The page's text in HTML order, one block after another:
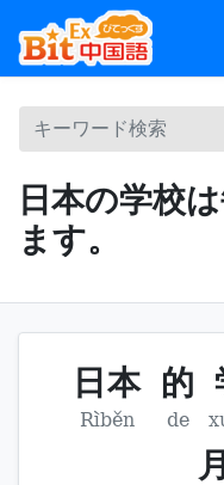
日本の学校
ます。
日本 的
Rìběn de